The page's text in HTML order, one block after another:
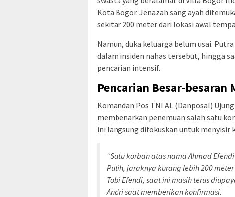
Kota Bogor. Jenazah sang ayah
sekitar 200 meter dari lokasi awal
Namun, duka keluarga belum usai.
dalam insiden nahas tersebut, hingga
pencarian intensif.
Pencarian Besar-besaran
Komandan Pos TNI AL (Danposal)
membenarkan penemuan salah satu
ini langsung difokuskan untuk menyisir
“Satu korban atas nama Ahmad
Putih, jaraknya kurang lebih 200
Tobi Efendi, saat ini masih terus
Andri saat memberikan konfirmasi.